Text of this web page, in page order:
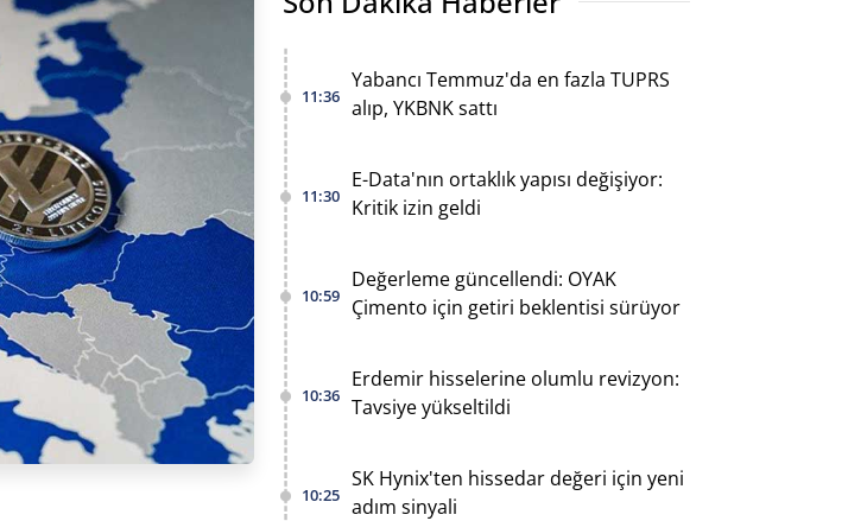
11:36
Yabancı Temmuz'da en fazla TUPRS
alıp, YKBNK sattı
11:30
E-Data'nın ortaklık yapısı değişiyor:
Kritik izin geldi
10:59
Değerleme güncellendi: OYAK
Çimento için getiri beklentisi sürüyor
10:36
Erdemir hisselerine olumlu revizyon:
Tavsiye yükseltildi
10:25
SK Hynix'ten hissedar değeri için yeni
adım sinyali